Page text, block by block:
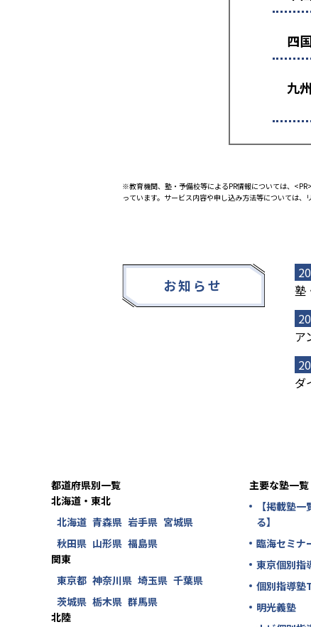
四
九
※教育機関、塾・予備校等によるPR情報については、
っています。サービス内容や申し込み方法等については
お知らせ
塾
ア
ダ
都道府県別一覧
北海道・東北
北海道 青森県 岩手県 宮城県
秋田県 山形県 福島県
関東
東京都 神奈川県 埼玉県 千葉県
茨城県 栃木県 群馬県
北陸
主要な塾一覧
【掲載塾
る】
臨海セミナ
東京個別指
個別指導塾
明光義塾